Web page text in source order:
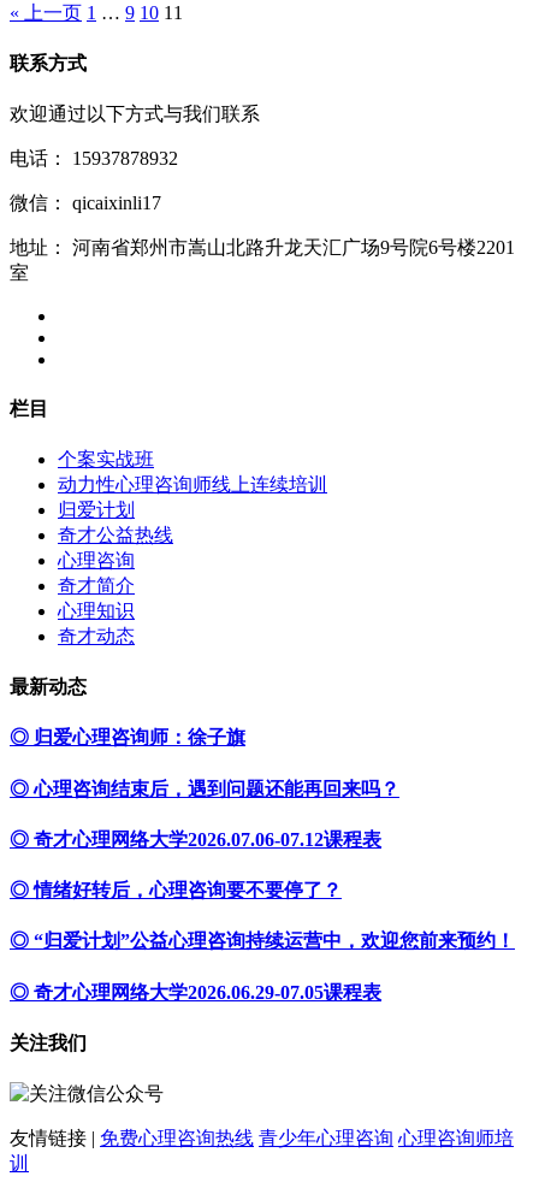
« 上一页 1 … 9 10 11
联系方式
欢迎通过以下方式与我们联系
电话： 15937878932
微信： qicaixinli17
地址：
河南省郑州市嵩山北路升龙天汇广场9号院6号楼2201
室
栏目
个案实战班
动力性心理咨询师线上连续培训
归爱计划
奇才公益热线
心理咨询
奇才简介
心理知识
奇才动态
最新动态
◎ 归爱心理咨询师：徐子旗
◎ 心理咨询结束后，遇到问题还能再回来吗？
◎ 奇才心理网络大学2026.07.06-07.12课程表
◎ 情绪好转后，心理咨询要不要停了？
◎ “归爱计划”公益心理咨询持续运营中，欢迎您前来预约！
◎ 奇才心理网络大学2026.06.29-07.05课程表
关注我们
友情链接 | 免费心理咨询热线 青少年心理咨询 心理咨询师培
训